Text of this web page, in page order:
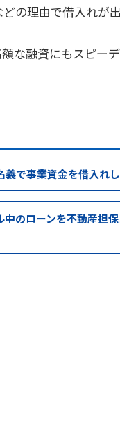
の理由で借入れが出
な融資にもスピー
で事業資金を借入れ
のローンを不動産担